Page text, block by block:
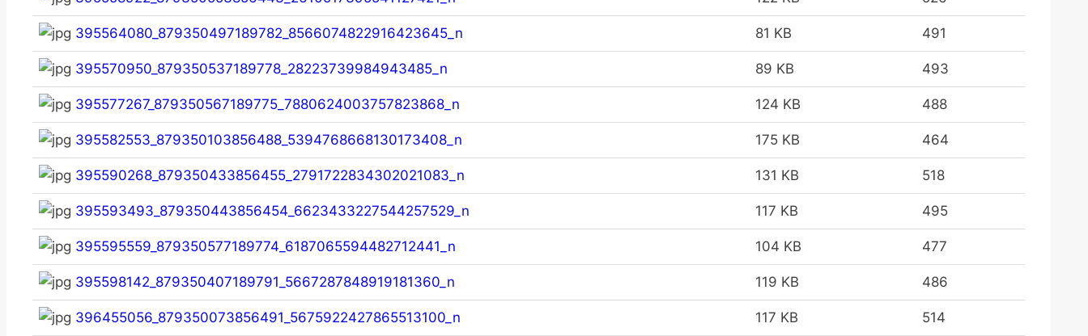
395564080_879350497189782_8566074822916423645_n 81 KB 491
395570950_879350537189778_28223739984943485_n 89 KB 493
395577267_879350567189775_7880624003757823868_n 124 KB 488
395582553_879350103856488_5394768668130173408_n 175 KB 464
395590268_879350433856455_2791722834302021083_n 131 KB 518
395593493_879350443856454_6623433227544257529_n 117 KB 495
395595559_879350577189774_6187065594482712441_n 104 KB 477
395598142_879350407189791_5667287848919181360_n 119 KB 486
396455056_879350073856491_5675922427865513100_n 117 KB 514